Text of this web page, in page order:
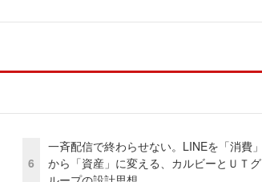
6
一斉配信で終わらせない。LINEを「消費」
から「資産」に変える、カルビーとＵＴグ